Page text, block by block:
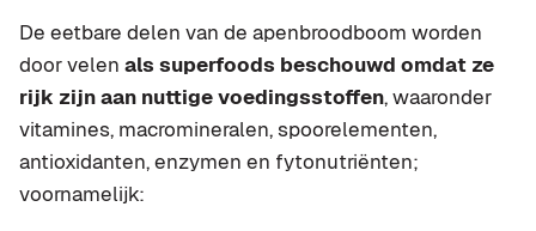
De eetbare delen van de apenbroodboom worden
door velen als superfoods beschouwd omdat ze
rijk zijn aan nuttige voedingsstoffen, waaronder
vitamines, macromineralen, spoorelementen,
antioxidanten, enzymen en fytonutriënten;
voornamelijk: